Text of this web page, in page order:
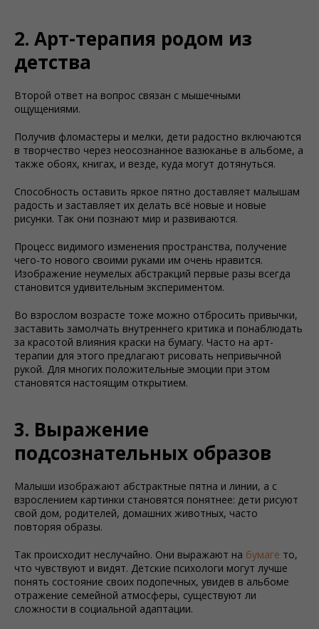
2. Арт-терапия родом из
детства
Второй ответ на вопрос связан с мышечными
ощущениями.
Получив фломастеры и мелки, дети радостно включаются
в творчество через неосознанное вазюканье в альбоме, а
также обоях, книгах, и везде, куда могут дотянуться.
Способность оставить яркое пятно доставляет малышам
радость и заставляет их делать всё новые и новые
рисунки. Так они познают мир и развиваются.
Процесс видимого изменения пространства, получение
чего-то нового своими руками им очень нравится.
Изображение неумелых абстракций первые разы всегда
становится удивительным экспериментом.
Во взрослом возрасте тоже можно отбросить привычки,
заставить замолчать внутреннего критика и понаблюдать
за красотой влияния краски на бумагу. Часто на арт-
терапии для этого предлагают рисовать непривычной
рукой. Для многих положительные эмоции при этом
становятся настоящим открытием.
3. Выражение
подсознательных образов
Малыши изображают абстрактные пятна и линии, а с
взрослением картинки становятся понятнее: дети рисуют
свой дом, родителей, домашних животных, часто
повторяя образы.
Так происходит неслучайно. Они выражают на бумаге то,
что чувствуют и видят. Детские психологи могут лучше
понять состояние своих подопечных, увидев в альбоме
отражение семейной атмосферы, существуют ли
сложности в социальной адаптации.